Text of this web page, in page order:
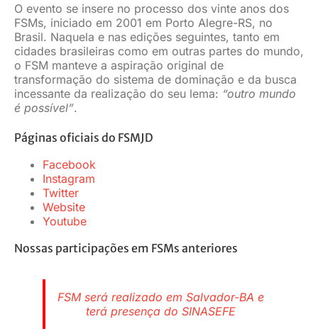
O evento se insere no processo dos vinte anos dos
FSMs, iniciado em 2001 em Porto Alegre-RS, no
Brasil. Naquela e nas edições seguintes, tanto em
cidades brasileiras como em outras partes do mundo,
o FSM manteve a aspiração original de
transformação do sistema de dominação e da busca
incessante da realização do seu lema: “outro mundo
é possível”.
Páginas oficiais do FSMJD
Facebook
Instagram
Twitter
Website
Youtube
Nossas participações em FSMs anteriores
FSM será realizado em Salvador-BA e
terá presença do SINASEFE